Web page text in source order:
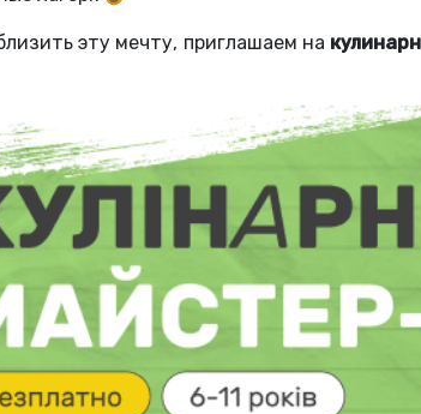
эту мечту, приглашаем на